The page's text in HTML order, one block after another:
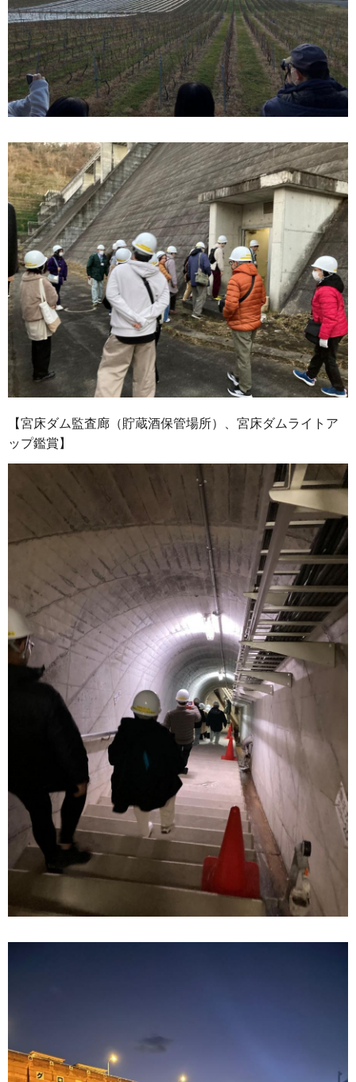
【宮床ダム監査廊（貯蔵酒保管場所）、宮床ダムライトア
ップ鑑賞】